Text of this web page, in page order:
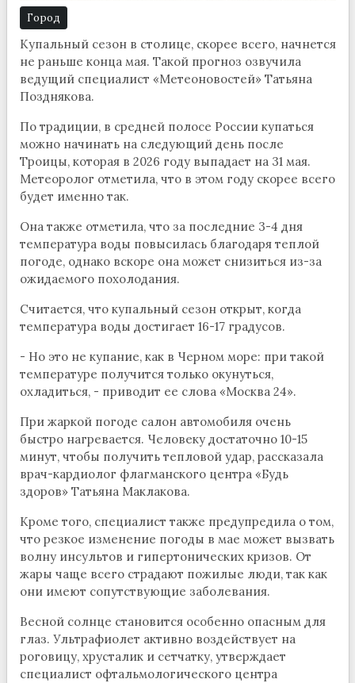
Город
Купальный сезон в столице, скорее всего, начнется
не раньше конца мая. Такой прогноз озвучила
ведущий специалист «Метеоновостей» Татьяна
Позднякова.
По традиции, в средней полосе России купаться
можно начинать на следующий день после
Троицы, которая в 2026 году выпадает на 31 мая.
Метеоролог отметила, что в этом году скорее всего
будет именно так.
Она также отметила, что за последние 3-4 дня
температура воды повысилась благодаря теплой
погоде, однако вскоре она может снизиться из-за
ожидаемого похолодания.
Считается, что купальный сезон открыт, когда
температура воды достигает 16-17 градусов.
- Но это не купание, как в Черном море: при такой
температуре получится только окунуться,
охладиться, - приводит ее слова «Москва 24».
При жаркой погоде салон автомобиля очень
быстро нагревается. Человеку достаточно 10-15
минут, чтобы получить тепловой удар, рассказала
врач-кардиолог флагманского центра «Будь
здоров» Татьяна Маклакова.
Кроме того, специалист также предупредила о том,
что резкое изменение погоды в мае может вызвать
волну инсультов и гипертонических кризов. От
жары чаще всего страдают пожилые люди, так как
они имеют сопутствующие заболевания.
Весной солнце становится особенно опасным для
глаз. Ультрафиолет активно воздействует на
роговицу, хрусталик и сетчатку, утверждает
специалист офтальмологического центра